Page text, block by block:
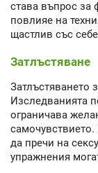
става въпрос за
повлияе на
щастлив със
Затлъстяване
Затлъстяването
Изследванията
ограничава
самочувствието.
да пречи на
упражнения